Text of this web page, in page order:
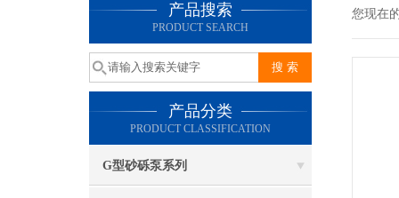
产品搜索
PRODUCT SEARCH
产品分类
PRODUCT CLASSIFICATION
G型砂砾泵系列
您现在